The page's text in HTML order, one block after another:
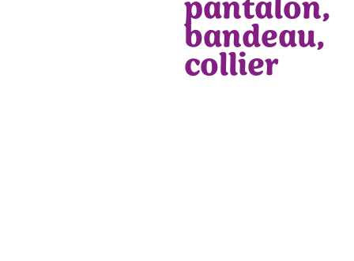
pantalon,
bandeau,
collier